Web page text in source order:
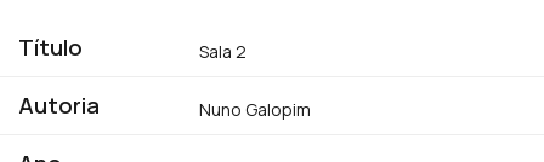
Título Sala 2
Autoria Nuno Galopim